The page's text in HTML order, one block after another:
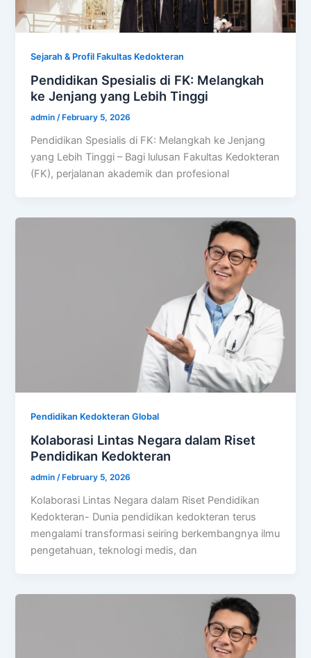
Sejarah & Profil Fakultas Kedokteran
Pendidikan Spesialis di FK: Melangkah
ke Jenjang yang Lebih Tinggi
admin/ February 5, 2026
Pendidikan Spesialis di FK: Melangkah ke Jenjang
yang Lebih Tinggi – Bagi lulusan Fakultas Kedokteran
(FK), perjalanan akademik dan profesional
Pendidikan Kedokteran Global
Kolaborasi Lintas Negara dalam Riset
Pendidikan Kedokteran
admin/ February 5, 2026
Kolaborasi Lintas Negara dalam Riset Pendidikan
Kedokteran- Dunia pendidikan kedokteran terus
mengalami transformasi seiring berkembangnya ilmu
pengetahuan, teknologi medis, dan